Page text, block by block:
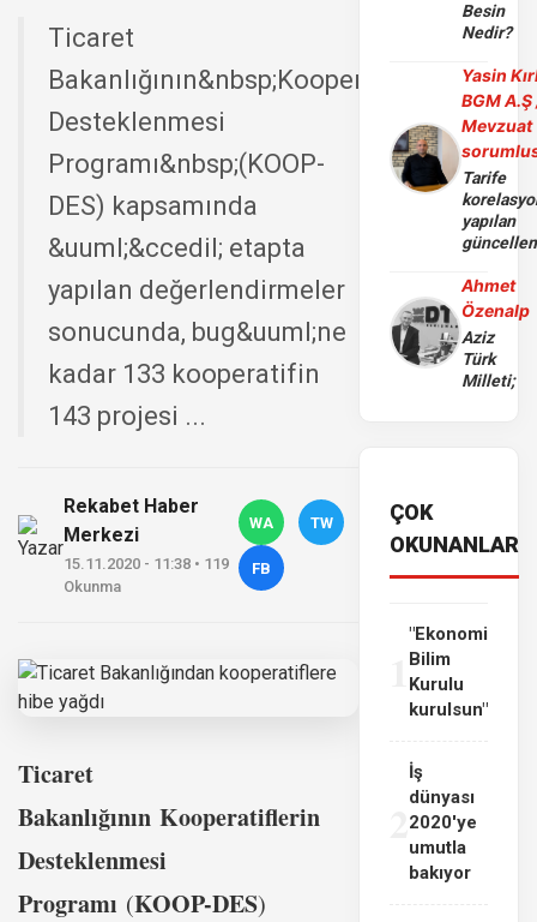
Ticaret
Bakanlığının&nbsp;Kooperatiflerin
Desteklenmesi
Programı&nbsp;(KOOP-
DES) kapsamında
&uuml;&ccedil; etapta
yapılan değerlendirmeler
sonucunda, bug&uuml;ne
kadar 133 kooperatifin
143 projesi ...
Rekabet Haber
Merkezi
15.11.2020 - 11:38 • 119
Okunma
WA TW
FB
Ticaret
Bakanlığının Kooperatiflerin
Desteklenmesi
Programı (KOOP-DES)
Besin
Nedir?
Yasin
BGM A.Ş
Mevzuat
Tarife
yapılan
Ahmet
Özenalp
Aziz
Türk
Milleti;
ÇOK
OKUNANLAR
"Ekonomi
Bilim
Kurulu
kurulsun"
İş
dünyası
2020'ye
umutla
bakıyor